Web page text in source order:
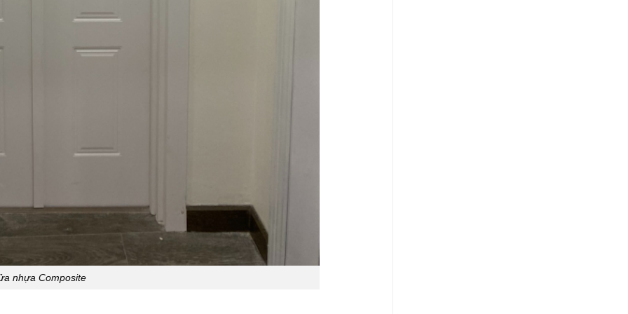
nhựa Composite